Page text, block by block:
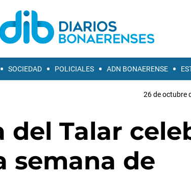
SOCIEDAD POLICIALES ADN BONAERENSE
26 de octubre
del Talar
semana de